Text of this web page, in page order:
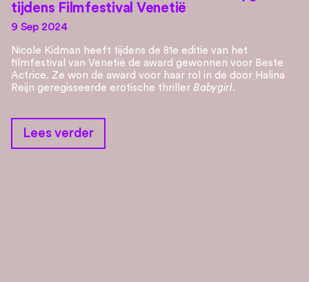
tijdens Filmfestival Venetië
9 Sep 2024
Nicole Kidman heeft tijdens de 81e editie van het
filmfestival van Venetië de award gewonnen voor Beste
Actrice. Ze won de award voor haar rol in de door Halina
Reijn geregisseerde erotische thriller Babygirl.
Lees verder